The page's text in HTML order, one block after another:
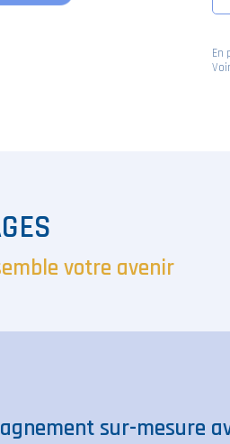
En
votre avenir
sur-mesure